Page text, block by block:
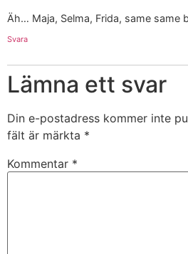
Äh… Maja, Selma, Frida, same same
Svara
Lämna ett svar
Din e-postadress kommer inte
fält är märkta *
Kommentar *